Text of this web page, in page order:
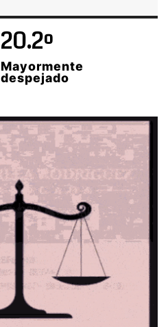
20.2º
Mayormente
despejado